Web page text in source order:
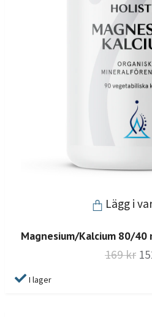
Lägg i
Magnesium/Kalcium 80/40
169 kr
I lager